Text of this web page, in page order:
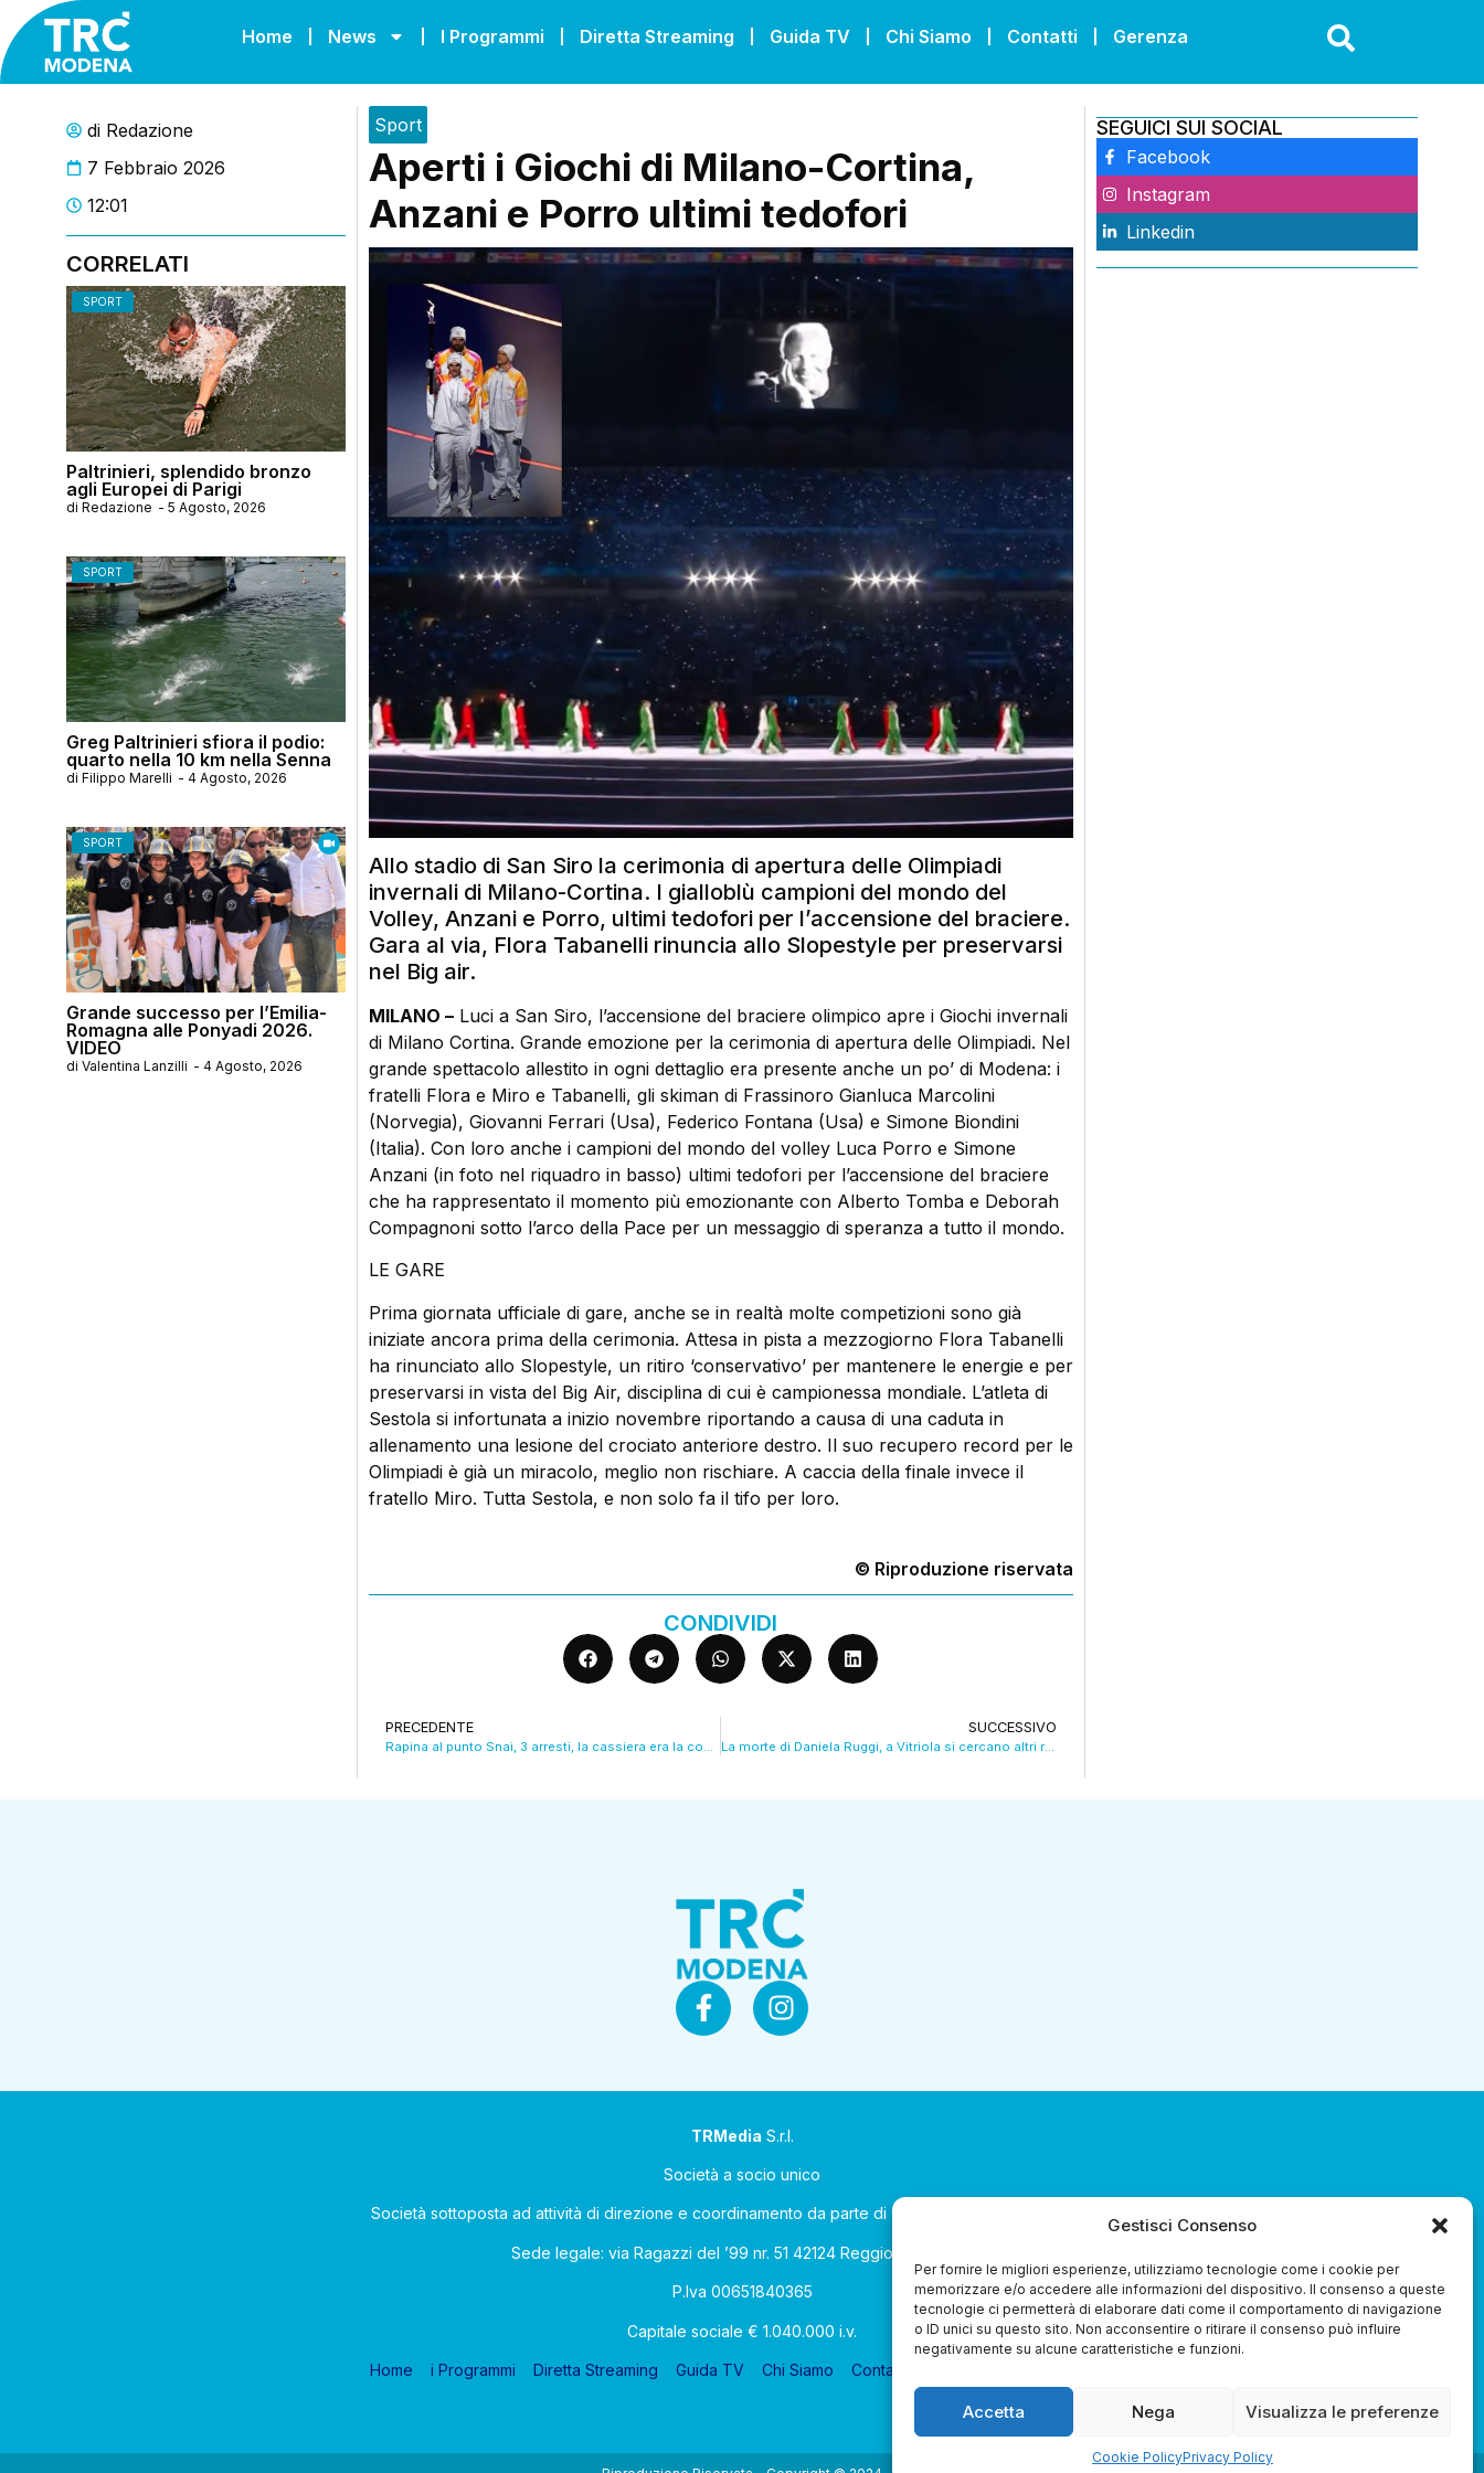
Gestisci Consenso
Per fornire le migliori esperienze, utilizziamo tecnologie come i cookie per
memorizzare e/o accedere alle informazioni del dispositivo. Il consenso a queste
tecnologie ci permetterà di elaborare dati come il comportamento di navigazione
o ID unici su questo sito. Non acconsentire o ritirare il consenso può influire
negativamente su alcune caratteristiche e funzioni.
Accetta Nega Visualizza le preferenze
Cookie PolicyPrivacy Policy
Home News I Programmi Diretta Streaming Guida TV Chi Siamo Contatti Gerenza
di Redazione
7 Febbraio 2026
12:01
CORRELATI
SPORT
Paltrinieri, splendido bronzo
agli Europei di Parigi
di Redazione - 5 Agosto, 2026
SPORT
Greg Paltrinieri sfiora il podio:
quarto nella 10 km nella Senna
di Filippo Marelli - 4 Agosto, 2026
SPORT
Grande successo per l’Emilia-
Romagna alle Ponyadi 2026.
VIDEO
di Valentina Lanzilli - 4 Agosto, 2026
Sport
Aperti i Giochi di Milano-Cortina,
Anzani e Porro ultimi tedofori
Allo stadio di San Siro la cerimonia di apertura delle Olimpiadi
invernali di Milano-Cortina. I gialloblù campioni del mondo del
Volley, Anzani e Porro, ultimi tedofori per l’accensione del braciere.
Gara al via, Flora Tabanelli rinuncia allo Slopestyle per preservarsi
nel Big air.
MILANO –Luci a San Siro, l’accensione del braciere olimpico apre i Giochi invernali
di Milano Cortina. Grande emozione per la cerimonia di apertura delle Olimpiadi. Nel
grande spettacolo allestito in ogni dettaglio era presente anche un po’ di Modena: i
fratelli Flora e Miro e Tabanelli, gli skiman di Frassinoro Gianluca Marcolini
(Norvegia), Giovanni Ferrari (Usa), Federico Fontana (Usa) e Simone Biondini
(Italia). Con loro anche i campioni del mondo del volley Luca Porro e Simone
Anzani (in foto nel riquadro in basso) ultimi tedofori per l’accensione del braciere
che ha rappresentato il momento più emozionante con Alberto Tomba e Deborah
Compagnoni sotto l’arco della Pace per un messaggio di speranza a tutto il mondo.
LE GARE
Prima giornata ufficiale di gare, anche se in realtà molte competizioni sono già
iniziate ancora prima della cerimonia. Attesa in pista a mezzogiorno Flora Tabanelli
ha rinunciato allo Slopestyle, un ritiro ‘conservativo’ per mantenere le energie e per
preservarsi in vista del Big Air, disciplina di cui è campionessa mondiale. L’atleta di
Sestola si infortunata a inizio novembre riportando a causa di una caduta in
allenamento una lesione del crociato anteriore destro. Il suo recupero record per le
Olimpiadi è già un miracolo, meglio non rischiare. A caccia della finale invece il
fratello Miro. Tutta Sestola, e non solo fa il tifo per loro.
© Riproduzione riservata
CONDIVIDI
PRECEDENTE
Rapina al punto Snai, 3 arresti, la cassiera era la complice
SUCCESSIVO
La morte di Daniela Ruggi, a Vitriola si cercano altri resti. VIDEO
SEGUICI SUI SOCIAL
Facebook
Instagram
Linkedin
TRMedia S.r.l.
Società a socio unico
Società sottoposta ad attività di direzione e coordinamento da parte di Coop Alleanza 3.0 Soc. Coop.
Sede legale: via Ragazzi del ’99 nr. 51 42124 Reggio Emilia (RE)
P.Iva 00651840365
Capitale sociale € 1.040.000 i.v.
Home i Programmi Diretta Streaming Guida TV Chi Siamo Contatti